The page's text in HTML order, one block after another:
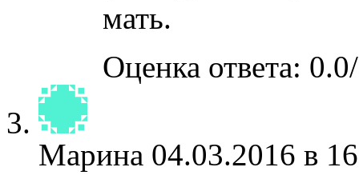
мать.
Оценка ответа: 0.0/
Марина 04.03.2016 в